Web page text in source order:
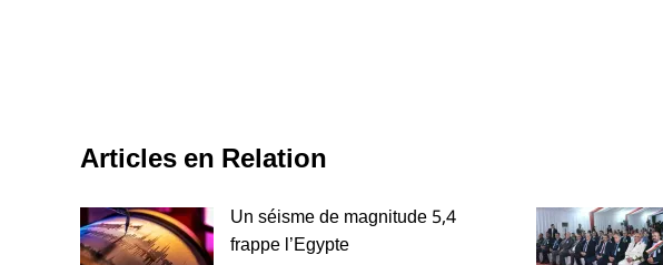
Articles en Relation
Un séisme de magnitude 5,4
frappe l’Egypte